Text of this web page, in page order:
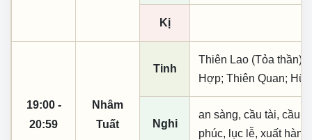
Kị
19:00 -
20:59
Nhâm
Tuất
Tinh
Thiên Lao (Tỏa thần);
Hợp; Thiên Quan;
Nghi
an sàng, cầu tài, cầu
phúc, lục lễ, xuất